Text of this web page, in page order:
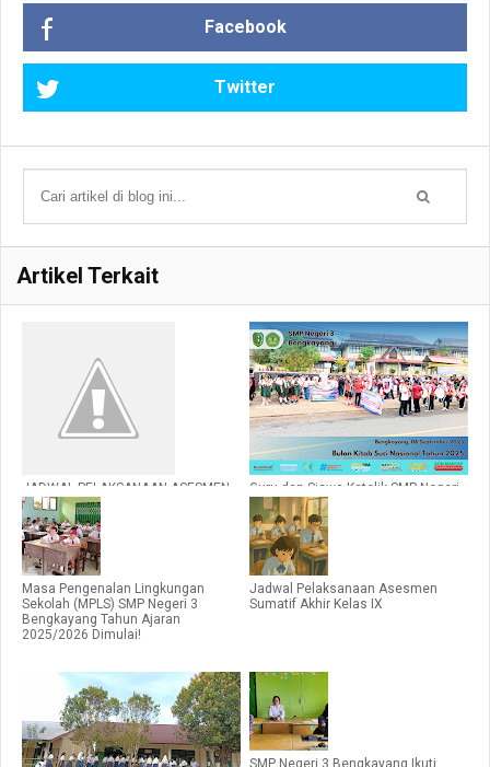
Facebook
Twitter
Artikel Terkait
JADWAL PELAKSANAAN ASESMEN
SUMATIF TENGAH SEMESTER
GANJIL
Guru dan Siswa Katolik SMP Negeri
3 Bengkayang Ikuti Kegiatan Bulan
Kitab Suci Nasional di Bengkayang
Masa Pengenalan Lingkungan
Sekolah (MPLS) SMP Negeri 3
Bengkayang Tahun Ajaran
2025/2026 Dimulai!
Jadwal Pelaksanaan Asesmen
Sumatif Akhir Kelas IX
SMP Negeri 3 Bengkayang Ikuti